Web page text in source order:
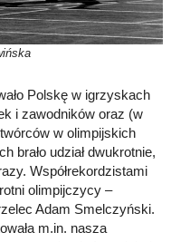
Polskę w igrzyskach
i zawodników oraz (w
w olimpijskich
brało udział dwukrotnie,
Współrekordzistami
olimpijczycy –
Adam Smelczyński.
m.in. nasza